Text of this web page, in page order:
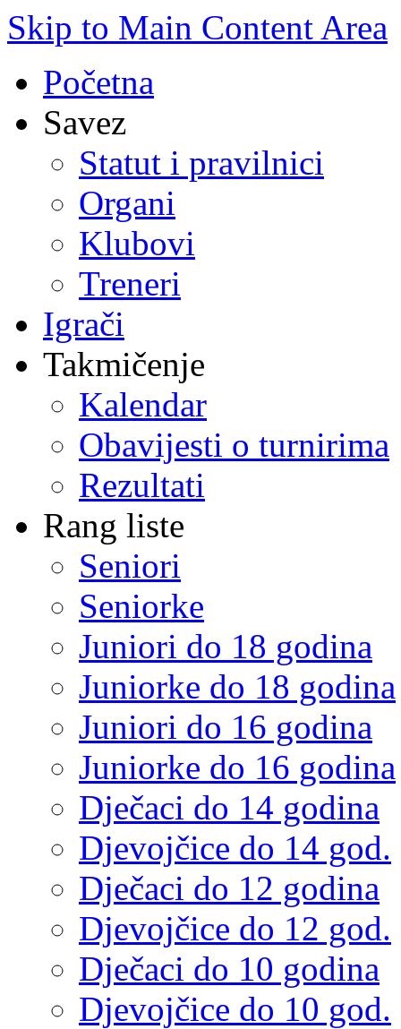
Skip to Main Content Area
Početna
Savez
Statut i pravilnici
Organi
Klubovi
Treneri
Igrači
Takmičenje
Kalendar
Obavijesti o turnirima
Rezultati
Rang liste
Seniori
Seniorke
Juniori do 18 godina
Juniorke do 18 godina
Juniori do 16 godina
Juniorke do 16 godina
Dječaci do 14 godina
Djevojčice do 14 god.
Dječaci do 12 godina
Djevojčice do 12 god.
Dječaci do 10 godina
Djevojčice do 10 god.